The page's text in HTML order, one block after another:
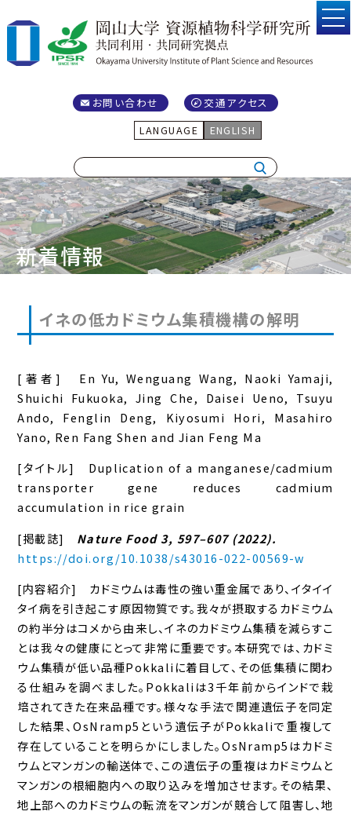
お問い合わせ
交通アクセス
LANGUAGE
ENGLISH
新着情報
イネの低カドミウム集積機構の解明
[著者] En Yu, Wenguang Wang, Naoki Yamaji,
Shuichi Fukuoka, Jing Che, Daisei Ueno, Tsuyu
Ando, Fenglin Deng, Kiyosumi Hori, Masahiro
Yano, Ren Fang Shen and Jian Feng Ma
[タイトル] Duplication of a manganese/cadmium
transporter gene reduces cadmium
accumulation in rice grain
[掲載誌] Nature Food 3, 597–607 (2022).
https://doi.org/10.1038/s43016-022-00569-w
[内容紹介] カドミウムは毒性の強い重金属であり、イタイイ
タイ病を引き起こす原因物質です。我々が摂取するカドミウム
の約半分はコメから由来し、イネのカドミウム集積を減らすこ
とは我々の健康にとって非常に重要です。本研究では、カドミ
ウム集積が低い品種Pokkaliに着目して、その低集積に関わ
る仕組みを調べました。Pokkaliは3千年前からインドで栽
培されてきた在来品種です。様々な手法で関連遺伝子を同定
した結果、OsNramp5という遺伝子がPokkaliで重複して
存在していることを明らかにしました。OsNramp5はカドミ
ウムとマンガンの輸送体で、この遺伝子の重複はカドミウムと
マンガンの根細胞内への取り込みを増加させます。その結果、
地上部へのカドミウムの転流をマンガンが競合して阻害し、地